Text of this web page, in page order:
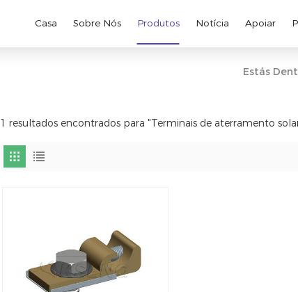
Casa Sobre Nós Produtos Notícia Apoiar
Estás
1 resultados encontrados para "Terminais de aterramento